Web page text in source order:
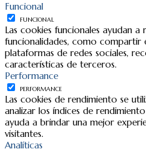
Funcional
FUNCIONAL
Las cookies funcionales ayudan a
funcionalidades, como
plataformas de redes sociales,
características de terceros.
Performance
PERFORMANCE
Las cookies de rendimiento se
analizar los índices de
ayuda a brindar una mejor
visitantes.
Analíticas